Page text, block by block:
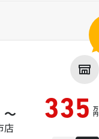
～ 335 万
円
店